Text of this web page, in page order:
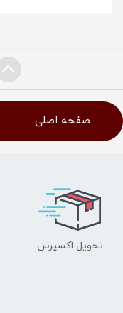
صفحه اصلی
تحویل اکسپرس